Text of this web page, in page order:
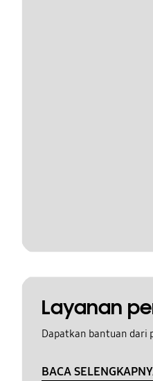
Layanan
Dapatkan bantuan dari
BACA